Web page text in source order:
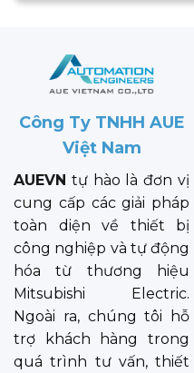
Công Ty TNHH AUE
Việt Nam
AUEVN tự hào là đơn vị
cung cấp các giải pháp
toàn diện về thiết bị
công nghiệp và tự động
hóa từ thương hiệu
Mitsubishi Electric.
Ngoài ra, chúng tôi hỗ
trợ khách hàng trong
quá trình tư vấn, thiết